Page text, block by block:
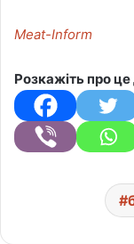
Meat-Inform
Розкажіть про